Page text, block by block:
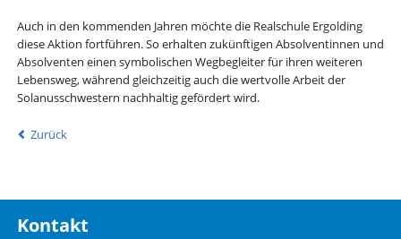
Auch in den kommenden Jahren möchte die Realschule Ergolding
diese Aktion fortführen. So erhalten zukünftigen Absolventinnen und
Absolventen einen symbolischen Wegbegleiter für ihren weiteren
Lebensweg, während gleichzeitig auch die wertvolle Arbeit der
Solanusschwestern nachhaltig gefördert wird.
Zurück
Kontakt